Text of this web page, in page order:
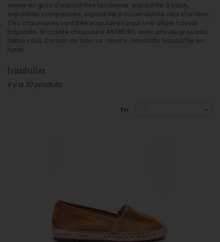
Vente en gros d'espadrilles tendance: espadrille à talon,
espadrille compensée, espadrille à nouer autour des chevilles,
Ces chaussures sont très populaires pour une allure casual
tropicale, Grossiste chaussure ASTRÉYEE, avec prix de gros bas,
faible coût, Certain de bien se vendre. Grossiste espadrille en
ligne.
Espadrilles
Il y a 33 produits.
Tri --